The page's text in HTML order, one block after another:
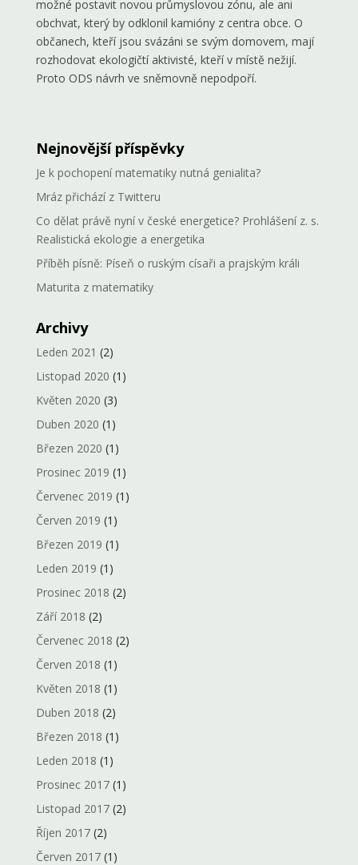
možné postavit novou průmyslovou zónu, ale ani
obchvat, který by odklonil kamióny z centra obce. O
občanech, kteří jsou svázáni se svým domovem, mají
rozhodovat ekologičtí aktivisté, kteří v místě nežijí.
Proto ODS návrh ve sněmovně nepodpoří.
Nejnovější příspěvky
Je k pochopení matematiky nutná genialita?
Mráz přichází z Twitteru
Co dělat právě nyní v české energetice? Prohlášení z. s.
Realistická ekologie a energetika
Příběh písně: Píseň o ruským císaři a prajským králi
Maturita z matematiky
Archivy
Leden 2021 (2)
Listopad 2020 (1)
Květen 2020 (3)
Duben 2020 (1)
Březen 2020 (1)
Prosinec 2019 (1)
Červenec 2019 (1)
Červen 2019 (1)
Březen 2019 (1)
Leden 2019 (1)
Prosinec 2018 (2)
Září 2018 (2)
Červenec 2018 (2)
Červen 2018 (1)
Květen 2018 (1)
Duben 2018 (2)
Březen 2018 (1)
Leden 2018 (1)
Prosinec 2017(1)
Listopad 2017(2)
Říjen 2017(2)
Červen 2017(1)